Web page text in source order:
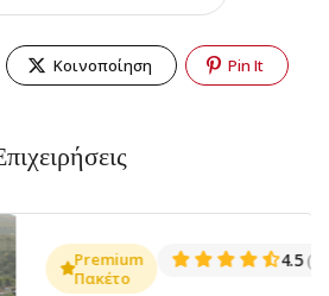
Κοινοποίηση Pin It
Premium
Πακέτο
4.5